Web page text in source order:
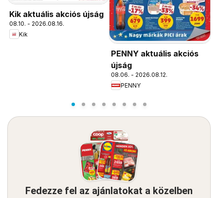
Kik aktuális akciós újság
08.10. - 2026.08.16.
Kik
PENNY aktuális akciós
újság
08.06. - 2026.08.12.
PENNY
Fedezze fel az ajánlatokat a közelben